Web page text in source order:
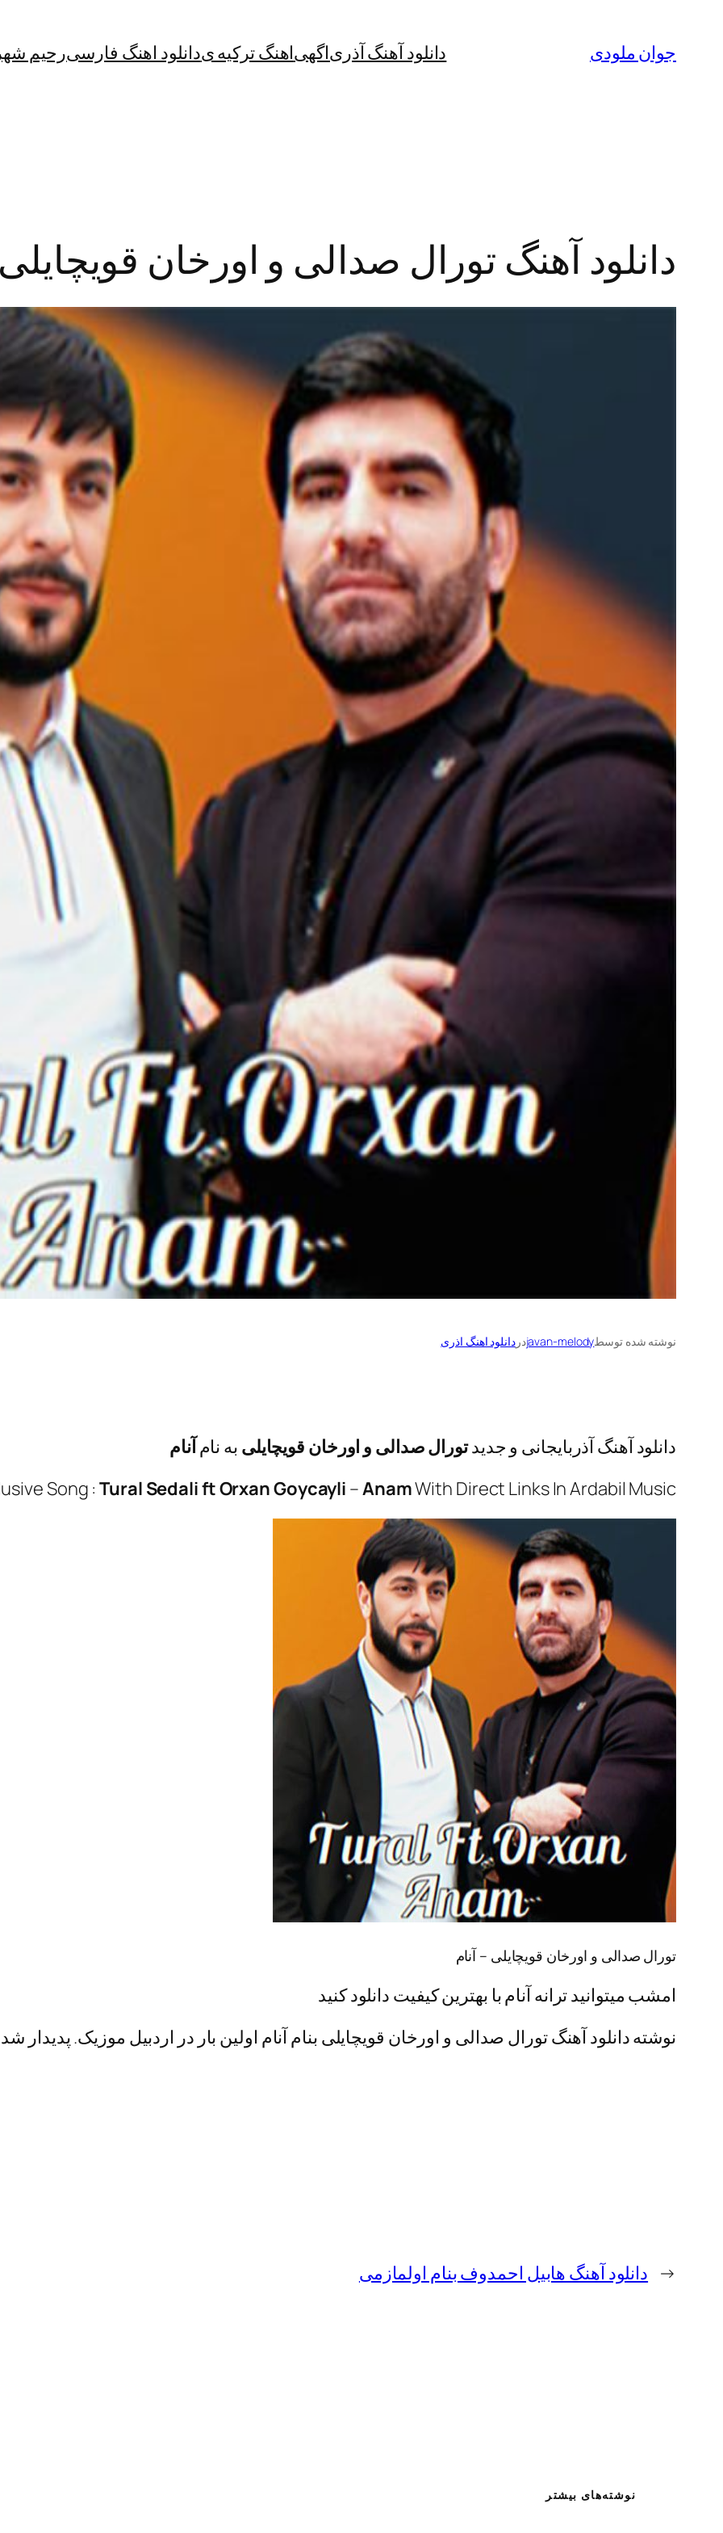
جوان ملودی دانلود آهنگ آذریاگهیاهنگ ترکیه یدانلود اهنگ فارسیرحیم
دانلود آهنگ تورال صدالی و اورخان قویچایلی
نوشته شده توسطjavan-melodyدردانلود اهنگ اذری
دانلود آهنگ آذربایجانی و جدیدتورال صدالی و اورخان قویچایلی به نامآنام
Song :Tural Sedali ft Orxan Goycayli –AnamWith Direct Links In Ardabil Music
تورال صدالی و اورخان قویچایلی – آنام
امشب میتوانید ترانه آنام با بهترین کیفیت دانلود کنید
نوشته دانلود آهنگ تورال صدالی و اورخان قویچایلی بنام آنام اولین بار در اردبیل موزیک. پدیدار
← دانلود آهنگ هابیل احمدوف بنام اولمازمی
نوشته‌های بیشتر